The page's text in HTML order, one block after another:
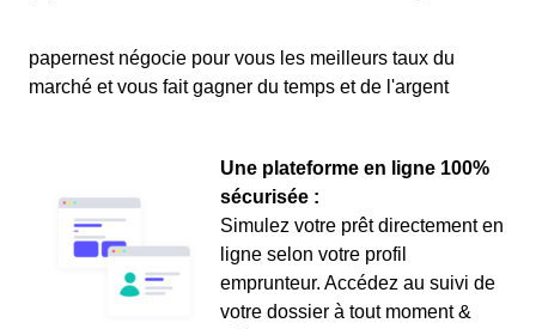
papernest négocie pour vous les meilleurs taux du
marché et vous fait gagner du temps et de l'argent
Une plateforme en ligne 100%
sécurisée :
Simulez votre prêt directement en
ligne selon votre profil
emprunteur. Accédez au suivi de
votre dossier à tout moment &